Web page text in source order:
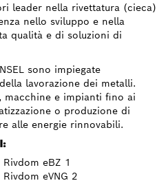
leader nella rivettatura (cieca)
nello sviluppo e nella
qualità e di soluzioni di
sono impiegate
lavorazione dei metalli.
macchine e impianti fino ai
o produzione di
alle energie rinnovabili.
eBZ 1
eVNG 2